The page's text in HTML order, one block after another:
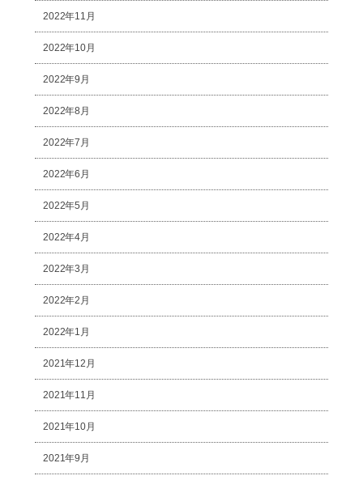
2022年11月
2022年10月
2022年9月
2022年8月
2022年7月
2022年6月
2022年5月
2022年4月
2022年3月
2022年2月
2022年1月
2021年12月
2021年11月
2021年10月
2021年9月